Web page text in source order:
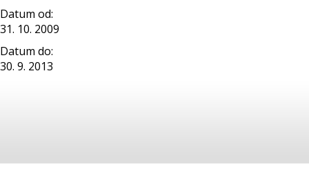
Datum od:
31. 10. 2009
Datum do:
30. 9. 2013